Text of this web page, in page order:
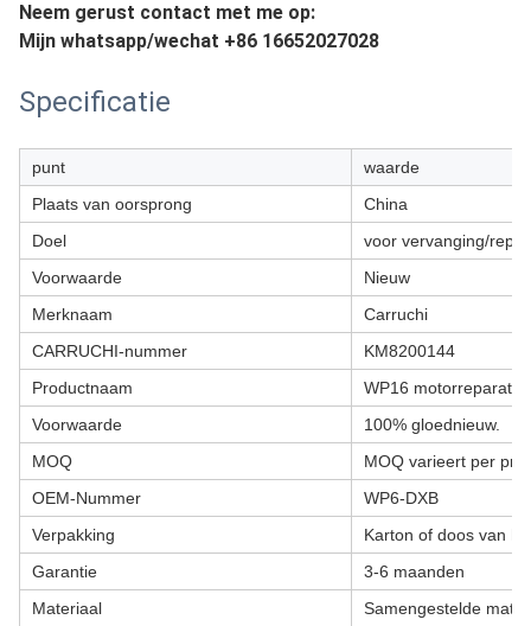
Neem gerust contact met me op:
Mijn whatsapp/wechat +86 16652027028
Specificatie
punt
waarde
Plaats van oorsprong
China
Doel
voor vervanging/
Voorwaarde
Nieuw
Merknaam
Carruchi
CARRUCHI-nummer
KM8200144
Productnaam
WP16
Voorwaarde
100% gloednieuw.
MOQ
MOQ varieert per
OEM-Nummer
WP6-DXB
Verpakking
Karton of doos van
Garantie
3-6 maanden
Materiaal
Samengestelde